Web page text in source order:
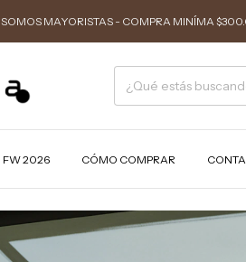
SOMOS MAYORISTAS - COMPRA MINÍMA
FW 2026 CÓMO COMPRAR